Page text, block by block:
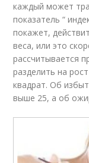
каждый может
показатель “
покажет,
веса, или это
рассчитывается
разделить на
квадрат. Об
выше 25, а об